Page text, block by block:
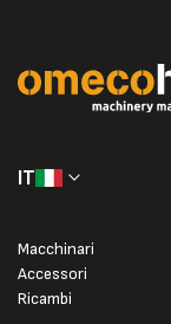
IT
Macchinari
Accessori
Ricambi